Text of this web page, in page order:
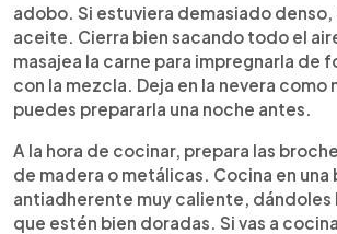
adobo. Si estuviera demasiado denso,
aceite. Cierra bien sacando todo el
masajea la carne para impregnarla de
con la mezcla. Deja en la nevera como
puedes prepararla una noche antes.
A la hora de cocinar, prepara las
de madera o metálicas. Cocina en una
antiadherente muy caliente, dándoles
que estén bien doradas. Si vas a